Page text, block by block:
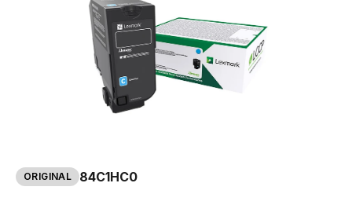
ORIGINAL 84C1HC0